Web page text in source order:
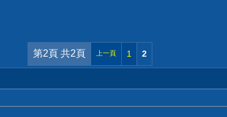
第2頁 共2頁 上一頁 1 2